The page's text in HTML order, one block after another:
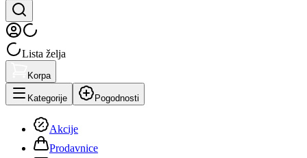
Lista želja
Korpa
Kategorije Pogodnosti
Akcije
Prodavnice